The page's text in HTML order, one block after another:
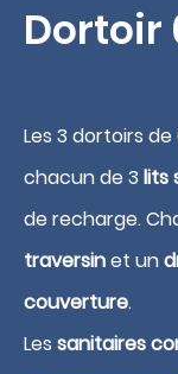
Dortoir
Les 3 dortoirs
chacun de 3 lits
de recharge.
traversinet un
couverture.
Les sanitaires